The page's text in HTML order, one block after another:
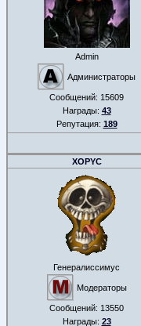
Admin
Администраторы
Сообщений: 15609
Награды: 43
Репутация: 189
XOPYC
Генералиссимус
Модераторы
Сообщений: 13550
Награды: 23